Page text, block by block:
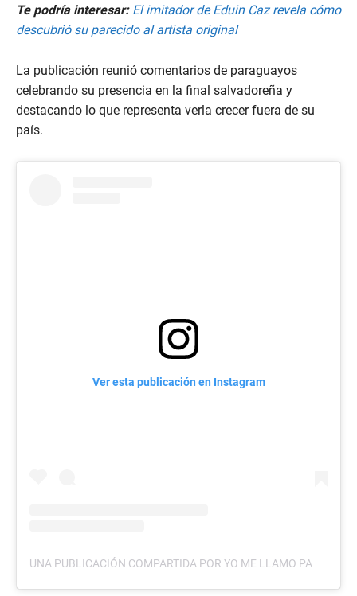
Te podría interesar: El imitador de Eduin Caz revela cómo
descubrió su parecido al artista original
La publicación reunió comentarios de paraguayos
celebrando su presencia en la final salvadoreña y
destacando lo que representa verla crecer fuera de su
país.
Ver esta publicación en Instagram
UNA PUBLICACIÓN COMPARTIDA POR YO ME LLAMO PARAGUAY (@YOMELLAMOPARAGUAY)